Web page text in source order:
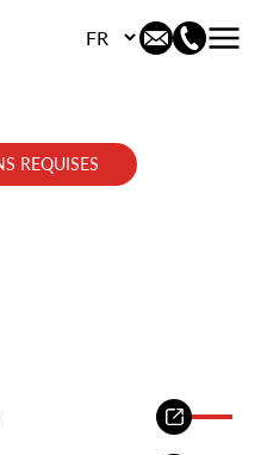
Choisissez votre
REQUISES